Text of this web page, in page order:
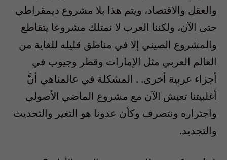
والعقل والاقتصاد، ويتم هذا بلا مشروع ديمقراطي
حتى الآن، ولكننا العرب لا نمتلك مشروعا يتقاطع
والمشروع الصيني إلا في مناطق قليله للغاية من
العالم العربي مثل الإمارات وقطر وجيوب في
أجزاء عربية أخرى. . المشكلة في عالمناهي أنَّ
أغلبيتنا تعيش الآن مع مشروع الماضي الأصولي
واجتراره ونتصرف وكأن عدونا هو التغير والتحديث
والتجديد.